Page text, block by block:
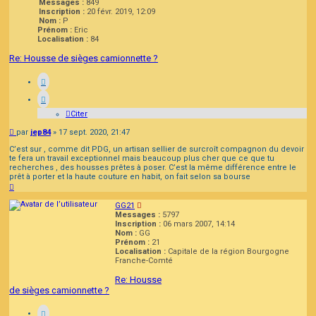
Messages : 849
Inscription : 20 févr. 2019, 12:09
Nom : P
Prénom : Eric
Localisation : 84
Re: Housse de sièges camionnette ?
Citer
Message
par jep84» 17 sept. 2020, 21:47
C’est sur , comme dit PDG, un artisan sellier de surcroît compagnon du devoir
te fera un travail exceptionnel mais beaucoup plus cher que ce que tu
recherches , des housses prêtes à poser. C’est la même différence entre le
prêt à porter et la haute couture en habit, on fait selon sa bourse
GG21
Messages : 5797
Inscription : 06 mars 2007, 14:14
Nom : GG
Prénom : 21
Localisation : Capitale de la région Bourgogne
Franche-Comté
Re: Housse
de sièges camionnette ?